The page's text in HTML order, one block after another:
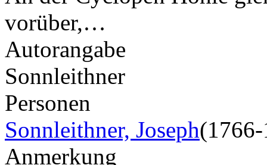
vorüber,…
Autorangabe
Sonnleithner
Personen
Sonnleithner, Joseph
Anmerkung